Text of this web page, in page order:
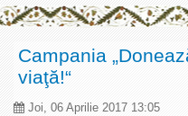
Campania
viaţă!“
Joi, 06 Aprilie 2017 13:05